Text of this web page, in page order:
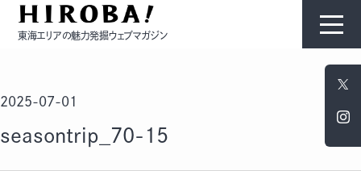
東海エリアの魅力発掘ウェブマガジン
コンテンツ
2025-07-01
seasontrip_70-15